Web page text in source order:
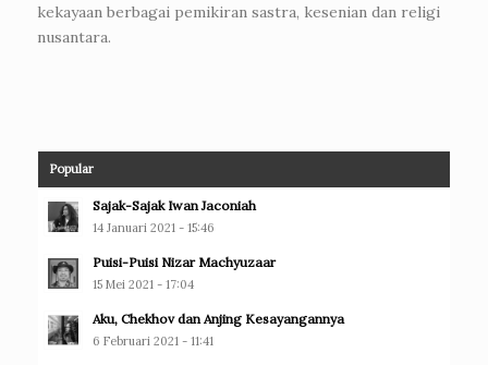
kekayaan berbagai pemikiran sastra, kesenian dan religi
nusantara.
Popular
Sajak-Sajak Iwan Jaconiah
14 Januari 2021 - 15:46
Puisi-Puisi Nizar Machyuzaar
15 Mei 2021 - 17:04
Aku, Chekhov dan Anjing Kesayangannya
6 Februari 2021 - 11:41